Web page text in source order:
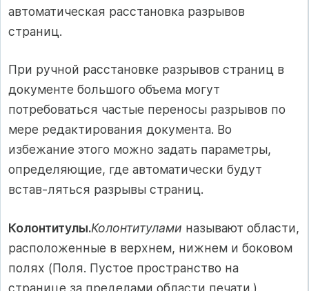
автоматическая расстановка разрывов
страниц.
При ручной расстановке разрывов страниц в
документе большого объема могут
потребоваться частые переносы разрывов по
мере редактирования документа. Во
избежание этого можно задать параметры,
определяющие, где автоматически будут
встав-ляться разрывы страниц.
Колонтитулы.Колонтитулами называют области,
расположенные в верхнем, нижнем и боковом
полях (Поля. Пустое пространство на
странице за пределами области печати.)